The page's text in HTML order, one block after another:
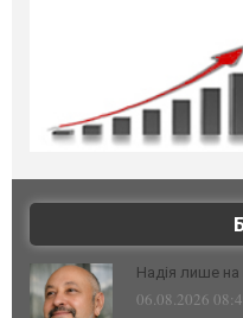
Надія лише на
06.08.2026